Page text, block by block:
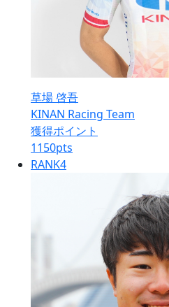
草場 啓吾
KINAN Racing Team
獲得ポイント
1150pts
RANK4